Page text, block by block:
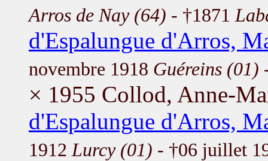
Arros de Nay (64) - †1871
d'Espalungue d'Arros,
novembre 1918 Guéreins (01)
× 1955 Collod, Anne-
d'Espalungue d'Arros,
1912 Lurcy (01) - †06 juillet